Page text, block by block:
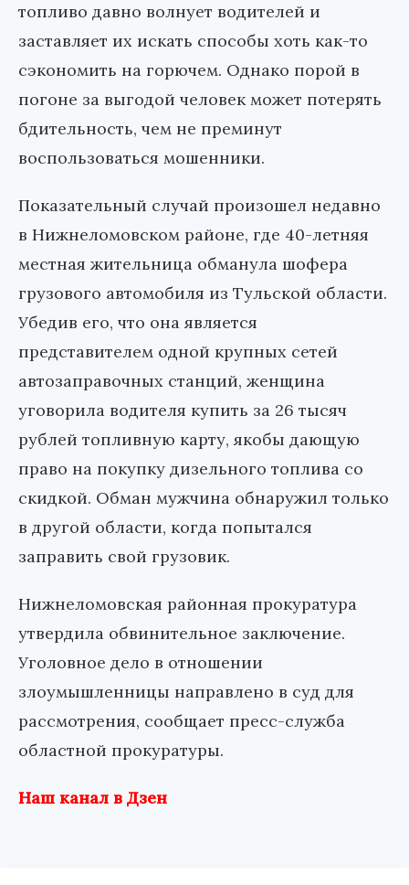
топливо давно волнует водителей и
заставляет их искать способы хоть как-то
сэкономить на горючем. Однако порой в
погоне за выгодой человек может потерять
бдительность, чем не преминут
воспользоваться мошенники.
Показательный случай произошел недавно
в Нижнеломовском районе, где 40-летняя
местная жительница обманула шофера
грузового автомобиля из Тульской области.
Убедив его, что она является
представителем одной крупных сетей
автозаправочных станций, женщина
уговорила водителя купить за 26 тысяч
рублей топливную карту, якобы дающую
право на покупку дизельного топлива со
скидкой. Обман мужчина обнаружил только
в другой области, когда попытался
заправить свой грузовик.
Нижнеломовская районная прокуратура
утвердила обвинительное заключение.
Уголовное дело в отношении
злоумышленницы направлено в суд для
рассмотрения, сообщает пресс-служба
областной прокуратуры.
Наш канал в Дзен